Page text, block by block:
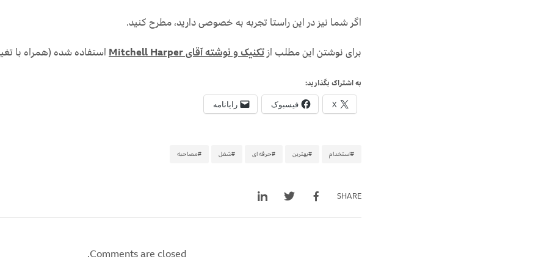
اگر شما نیز در این راستا تجربه به خصوصی دارید، مطرح کنید.
برای نوشتن این مطلب ازتکنیک و نوشته آقای Mitchell Harper استفاده شده (همراه با
به اشتراک بگذارید:
X فیسبوک رایانامه
#استخدام #بهترین #حرفه ای #شغل #مصاحبه
SHARE
Comments are closed.